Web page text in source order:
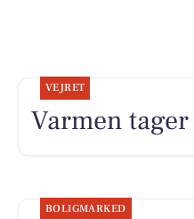
VEJRET
Varmen
BOLIGMARKED